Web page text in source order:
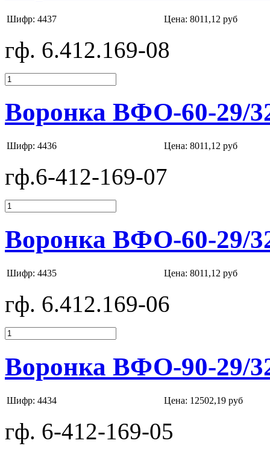
Шифр: 4437 Цена: 8011,12 руб
гф. 6.412.169-08
Воронка ВФО-60-29/
Шифр: 4436 Цена: 8011,12 руб
гф.6-412-169-07
Воронка ВФО-60-29/
Шифр: 4435 Цена: 8011,12 руб
гф. 6.412.169-06
Воронка ВФО-90-29/
Шифр: 4434 Цена: 12502,19 руб
гф. 6-412-169-05